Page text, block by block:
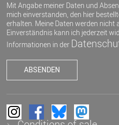
Mit Angabe meiner Daten und
mich einverstanden, den hier
erhalten. Meine Daten werden nicht
Einverständnis kann ich jederzeit
Informationen in der